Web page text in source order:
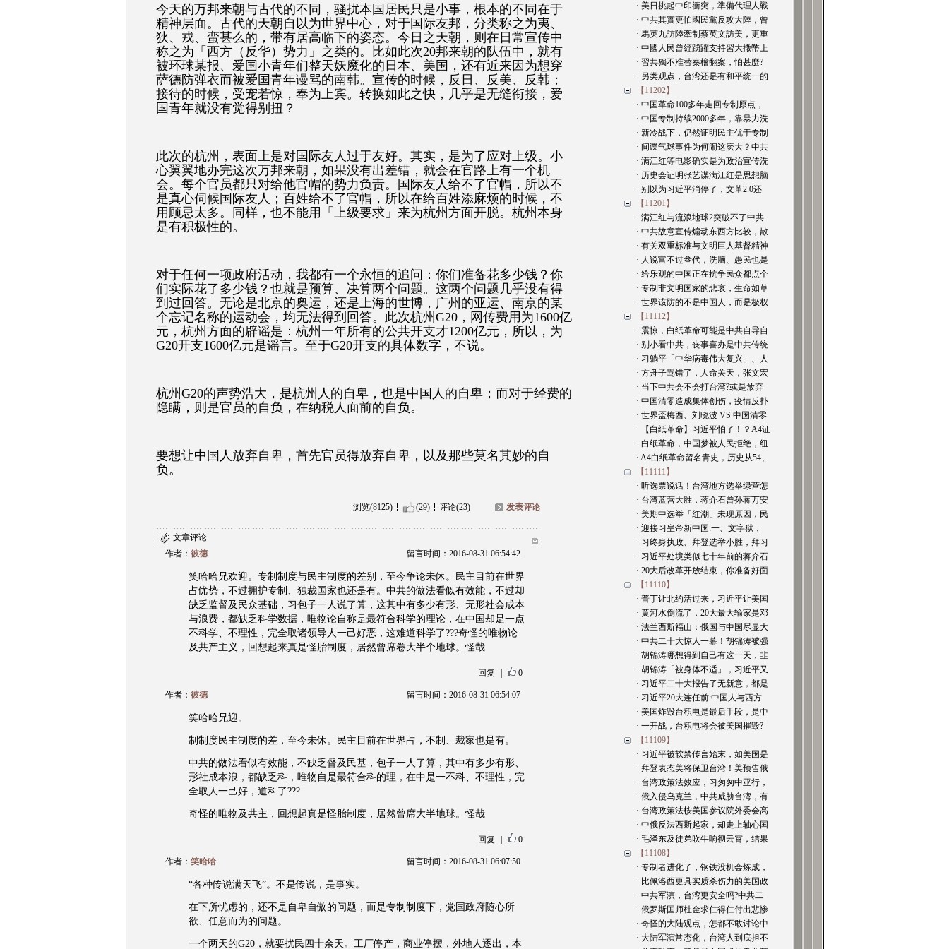
今天的万邦来朝与古代的不同，骚扰本国居民只是小事，根本的不同在于
精神层面。古代的天朝自以为世界中心，对于国际友邦，分类称之为夷、
狄、戎、蛮甚么的，带有居高临下的姿态。今日之天朝，则在日常宣传中
称之为「西方（反华）势力」之类的。比如此次20邦来朝的队伍中，就有
被环球某报、爱国小青年们整天妖魔化的日本、美国，还有近来因为想穿
萨德防弹衣而被爱国青年谩骂的南韩。宣传的时候，反日、反美、反韩；
接待的时候，受宠若惊，奉为上宾。转换如此之快，几乎是无缝衔接，爱
国青年就没有觉得别扭？
此次的杭州，表面上是对国际友人过于友好。其实，是为了应对上级。小
心翼翼地办完这次万邦来朝，如果没有出差错，就会在官路上有一个机
会。每个官员都只对给他官帽的势力负责。国际友人给不了官帽，所以不
是真心伺候国际友人；百姓给不了官帽，所以在给百姓添麻烦的时候，不
用顾忌太多。同样，也不能用「上级要求」来为杭州方面开脱。杭州本身
是有积极性的。
对于任何一项政府活动，我都有一个永恒的追问：你们准备花多少钱？你
们实际花了多少钱？也就是预算、决算两个问题。这两个问题几乎没有得
到过回答。无论是北京的奥运，还是上海的世博，广州的亚运、南京的某
个忘记名称的运动会，均无法得到回答。此次杭州G20，网传费用为1600亿
元，杭州方面的辟谣是：杭州一年所有的公共开支才1200亿元，所以，为
G20开支1600亿元是谣言。至于G20开支的具体数字，不说。
杭州G20的声势浩大，是杭州人的自卑，也是中国人的自卑；而对于经费的
隐瞒，则是官员的自负，在纳税人面前的自负。
要想让中国人放弃自卑，首先官员得放弃自卑，以及那些莫名其妙的自
负。
浏览(8125) (29) 评论(23) 发表评论
文章评论
作者： 彼德 留言时间：2016-08-31 06:54:42
笑哈哈兄欢迎。专制制度与民主制度的差别，至今争论未休。民主目前在世界
占优势，不过拥护专制、独裁国家也还是有。中共的做法看似有效能，不过却
缺乏监督及民众基础，习包子一人说了算，这其中有多少有形、无形社会成本
与浪费，都缺乏科学数据，唯物论自称是最符合科学的理论，在中国却是一点
不科学、不理性，完全取诸领导人一己好恶，这难道科学了???奇怪的唯物论
及共产主义，回想起来真是怪胎制度，居然曾席卷大半个地球。怪哉
回复 0
作者： 彼德 留言时间：2016-08-31 06:54:07
笑哈哈兄迎。
制制度民主制度的差，至今未休。民主目前在世界占，不制、裁家也是有。
中共的做法看似有效能，不缺乏督及民基，包子一人了算，其中有多少有形、
形社成本浪，都缺乏科，唯物自是最符合科的理，在中是一不科、不理性，完
全取人一己好，道科了???
奇怪的唯物及共主，回想起真是怪胎制度，居然曾席大半地球。怪哉
回复 0
作者： 笑哈哈 留言时间：2016-08-31 06:07:50
“各种传说满天飞”。不是传说，是事实。
在下所忧虑的，还不是自卑自傲的问题，而是专制制度下，党国政府随心所
欲、任意而为的问题。
一个两天的G20，就要扰民四十余天。工厂停产，商业停摆，外地人逐出，本
· 美日挑起中印衝突，準備代理人戰
· 中共其實更怕國民黨反攻大陸，曾
· 馬英九訪陸牽制蔡英文訪美，更重
· 中國人民曾經踴躍支持習大撒幣上
· 習共獨不准替秦檜翻案，怕甚麼?
· 另类观点，台湾还是有和平统一的
【11202】
· 中国革命100多年走回专制原点，
· 中国专制持续2000多年，靠暴力洗
· 新冷战下，仍然证明民主优于专制
· 间谍气球事件为何闹这麽大？中共
· 满江红等电影确实是为政治宣传洗
· 历史会证明张艺谋满江红是思想脑
· 别以为习近平消停了，文革2.0还
【11201】
· 满江红与流浪地球2突破不了中共
· 中共故意宣传煽动东西方比较，散
· 有关双重标准与文明巨人基督精神
· 人说富不过叁代，洗脑、愚民也是
· 给乐观的中国正在抗争民众都点个
· 专制非文明国家的悲哀，生命如草
· 世界该防的不是中国人，而是极权
【11112】
· 震惊，白纸革命可能是中共自导自
· 别小看中共，丧事喜办是中共传统
· 习躺平「中华病毒伟大复兴」、人
· 方舟子骂错了，人命关天，张文宏
· 当下中共会不会打台湾?或是放弃
· 中国清零造成集体创伤，疫情反扑
· 世界盃梅西、刘晓波 VS 中国清零
· 【白纸革命】习近平怕了！？A4证
· 白纸革命，中国梦被人民拒绝，纽
· A4白纸革命留名青史，历史从54、
【11111】
· 听选票说话！台湾地方选举绿营怎
· 台湾蓝营大胜，蒋介石曾孙蒋万安
· 美期中选举「红潮」未现原因，民
· 迎接习皇帝新中国:一、文字狱，
· 习终身执政、拜登选举小胜，拜习
· 习近平处境类似七十年前的蒋介石
· 20大后改革开放结束，你准备好面
【11110】
· 普丁让北约活过来，习近平让美国
· 黄河水倒流了，20大最大输家是邓
· 法兰西斯福山：俄国与中国尽显大
· 中共二十大惊人一幕！胡锦涛被强
· 胡锦涛哪想得到自己有这一天，韭
· 胡锦涛「被身体不适」，习近平又
· 习近平二十大报告了无新意，都是
· 习近平20大连任前:中国人与西方
· 美国炸毁台积电是最后手段，是中
· 一开战，台积电将会被美国摧毁?
【11109】
· 习近平被软禁传言始末，如美国是
· 拜登表态美将保卫台湾！美预告俄
· 台湾政策法效应，习匆匆中亚行，
· 俄入侵乌克兰，中共威胁台湾，有
· 台湾政策法桉美国参议院外委会高
· 中俄反法西斯起家，却走上轴心国
· 毛泽东及徒弟吹牛响彻云霄，结果
【11108】
· 专制者进化了，钢铁没机会炼成，
· 比佩洛西更具实质杀伤力的美国政
· 中共军演，台湾更安全吗?中共二
· 俄罗斯国师杜金求仁得仁付出悲惨
· 奇怪的大陆观点，怎都不敢讨论中
· 大陆军演常态化，台湾人到底担不